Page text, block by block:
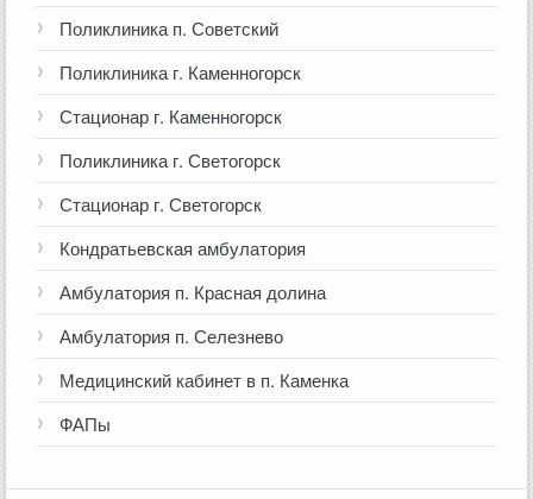
Поликлиника п. Советский
Поликлиника г. Каменногорск
Стационар г. Каменногорск
Поликлиника г. Светогорск
Стационар г. Светогорск
Кондратьевская амбулатория
Амбулатория п. Красная долина
Амбулатория п. Селезнево
Медицинский кабинет в п. Каменка
ФАПы